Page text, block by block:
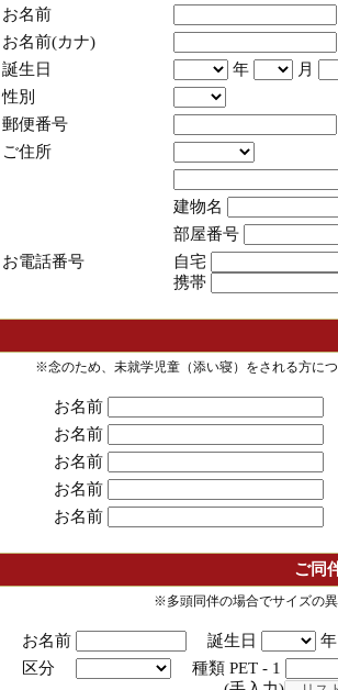
お名前
お名前(カナ)
誕生日
年
月
性別
郵便番号
ご住所
建物名
部屋番号
お電話番号
自宅
携帯
※念のため、未就学児童（添い寝）をされる方に
お名前
お名前
お名前
お名前
お名前
ご同
※多頭同伴の場合でサイズの
お名前 誕生日
区分
種類 PET - 1